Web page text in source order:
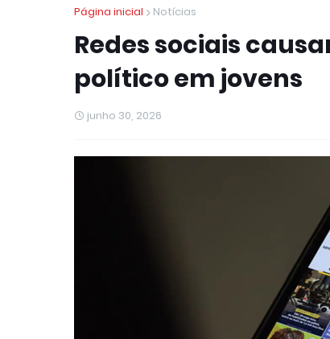
Página inicial Notícias
Redes sociais
político em jovens
junho 30, 2026